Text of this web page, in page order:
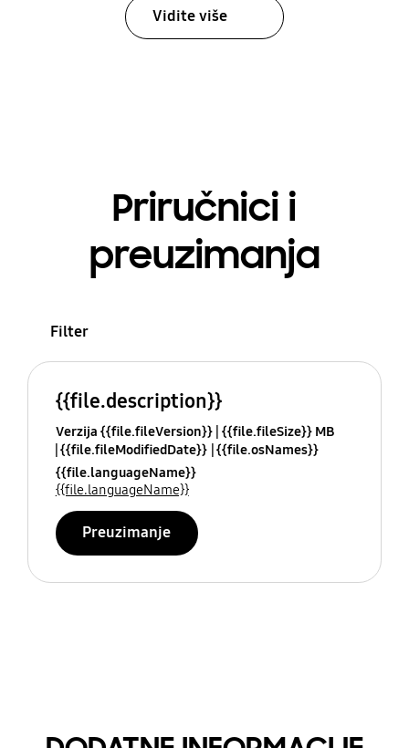
Vidite više
Priručnici i
preuzimanja
Filter
{{file.description}}
Verzija {{file.fileVersion}} {{file.fileSize}} MB
{{file.fileModifiedDate}} {{file.osNames}}
{{file.languageName}}
{{file.languageName}}
Preuzimanje